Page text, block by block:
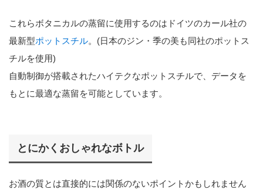
これらボタニカルの蒸留に使用するのはドイツのカール社の
最新型ポットスチル。(日本のジン・季の美も同社のポットス
チルを使用)
自動制御が搭載されたハイテクなポットスチルで、データを
もとに最適な蒸留を可能としています。
とにかくおしゃれなボトル
お酒の質とは直接的には関係のないポイントかもしれません